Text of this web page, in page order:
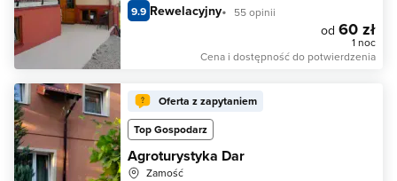
9.9 Rewelacyjny 55 opinii
od 60 zł
1 noc
Cena i dostępność do potwierdzenia
Oferta z zapytaniem
Top Gospodarz
Agroturystyka Dar
Zamość